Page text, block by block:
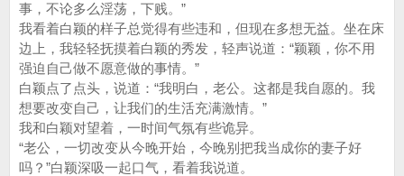
事，不论多么淫荡，下贱。”
我看着白颖的样子总觉得有些违和，但现在多想无益。坐在床
边上，我轻轻抚摸着白颖的秀发，轻声说道：“颖颖，你不用
强迫自己做不愿意做的事情。”
白颖点了点头，说道：“我明白，老公。这都是我自愿的。我
想要改变自己，让我们的生活充满激情。”
我和白颖对望着，一时间气氛有些诡异。
“老公，一切改变从今晚开始，今晚别把我当成你的妻子好
吗？”白颖深吸一起口气，看着我说道。